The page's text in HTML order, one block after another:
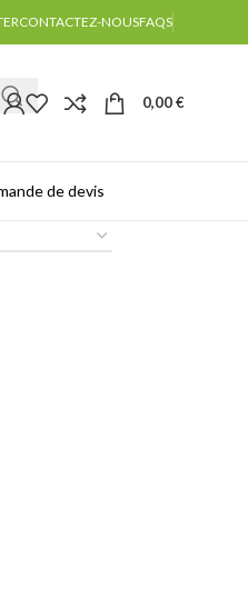
CONTACTEZ-NOUSFAQS
0,00€
de devis